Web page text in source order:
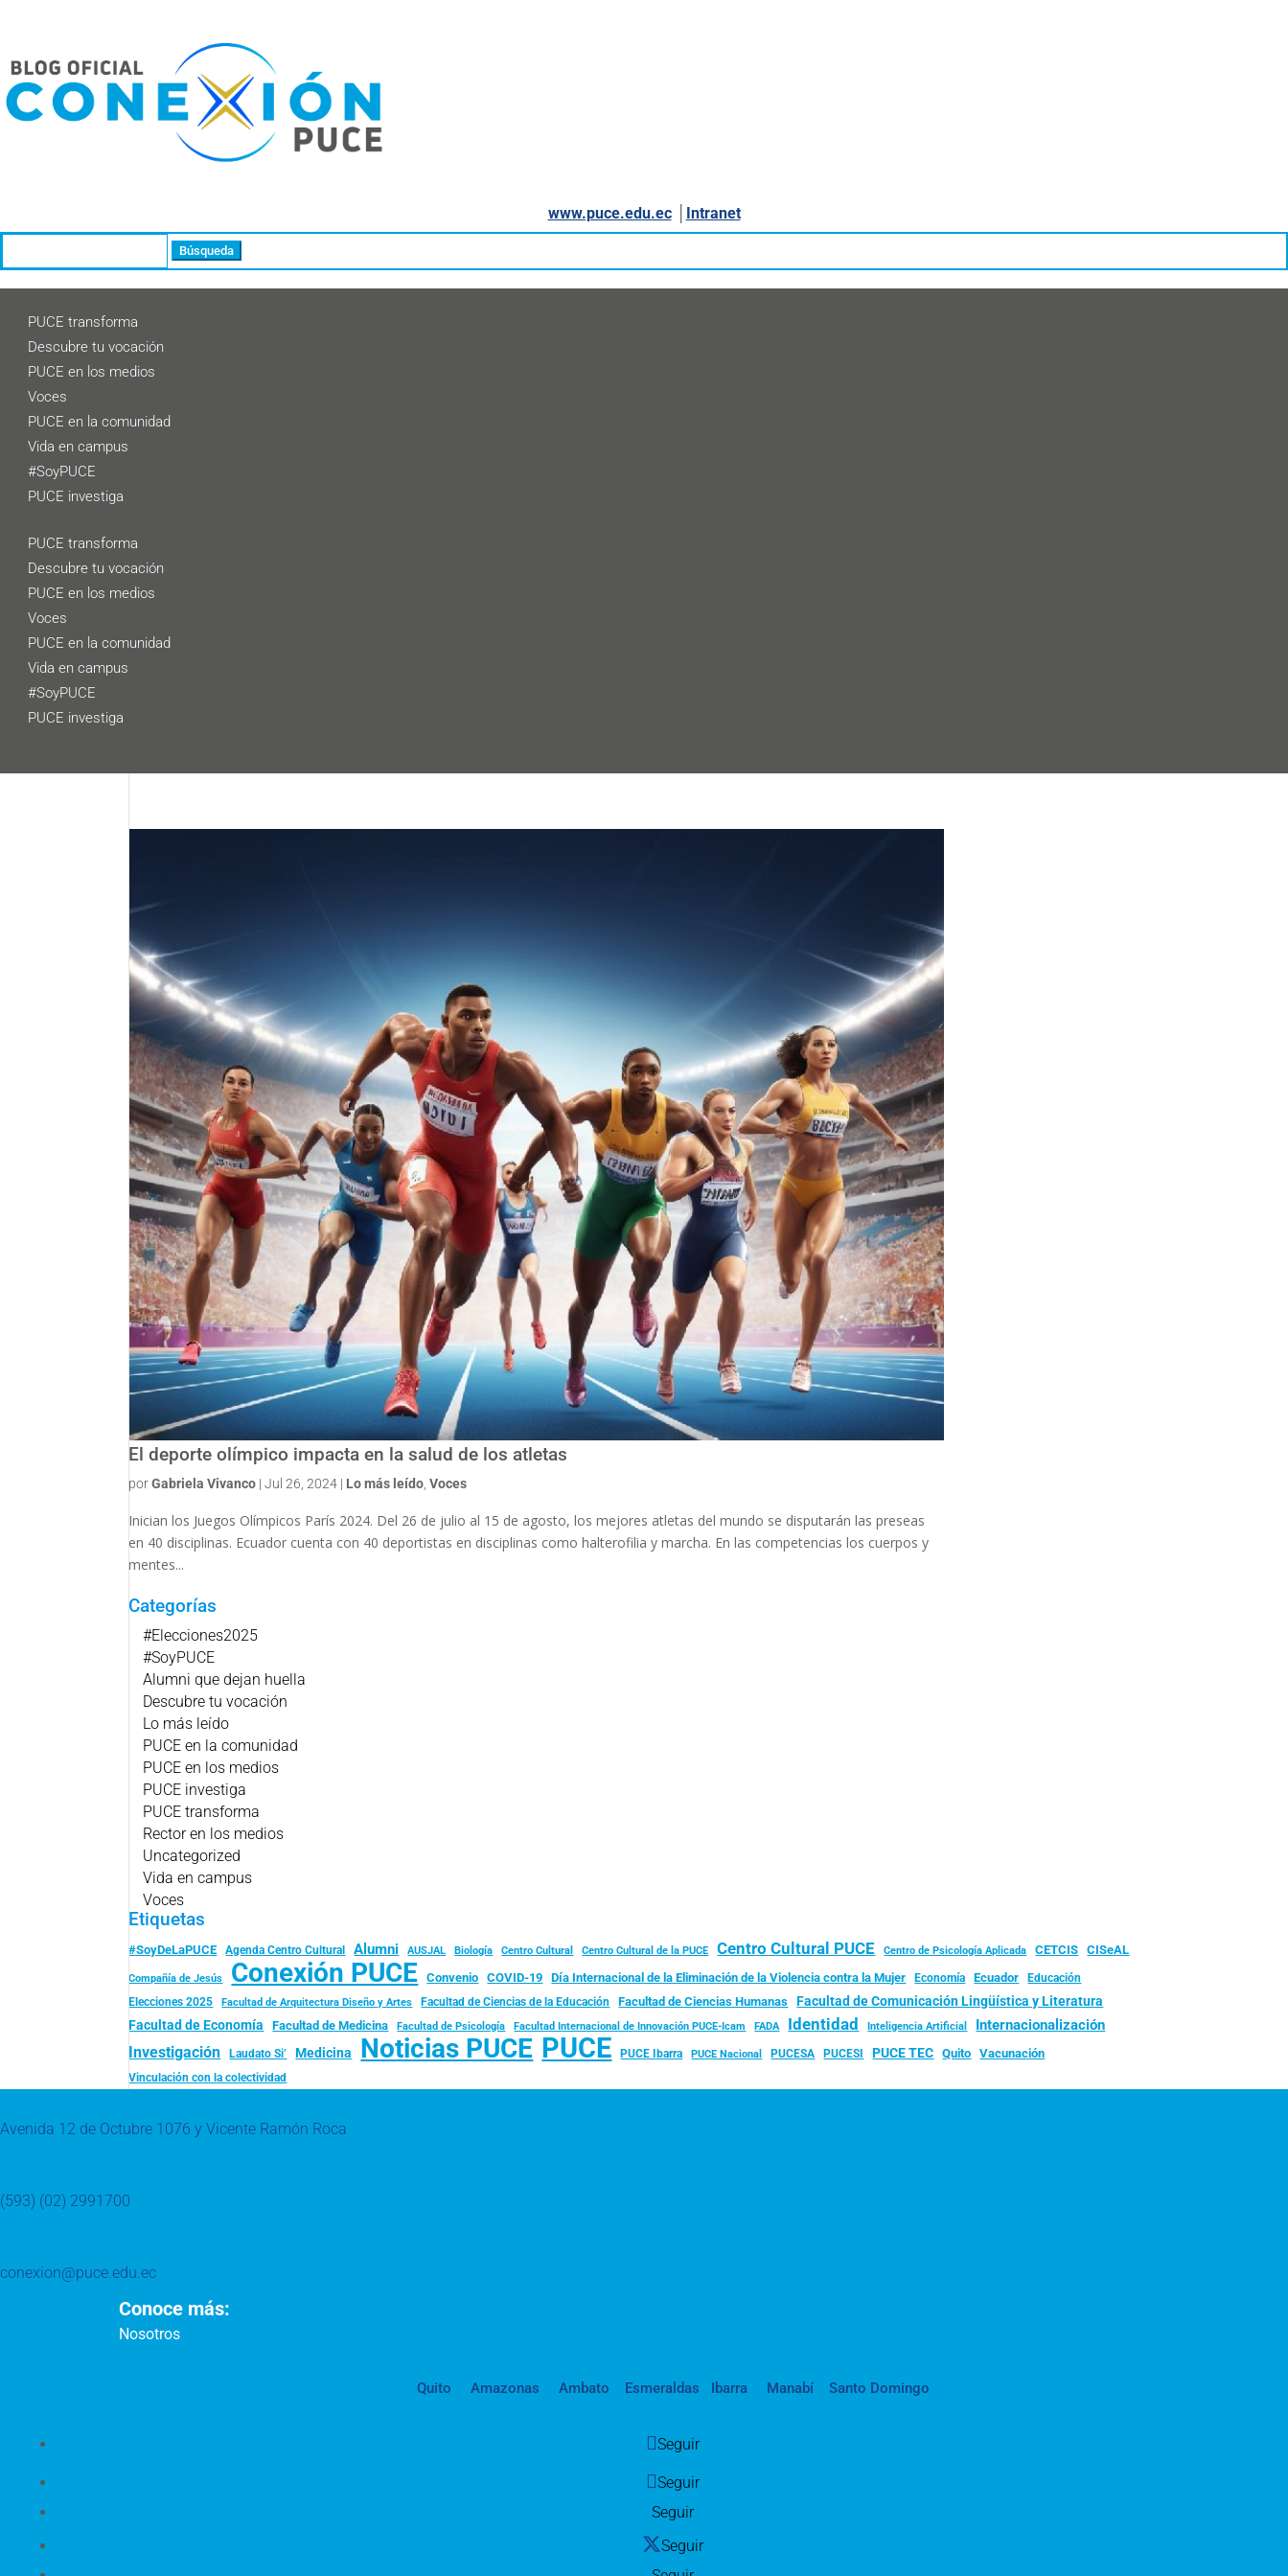
www.puce.edu.ec│ Intranet
PUCE transforma
Descubre tu vocación
PUCE en los medios
Voces
PUCE en la comunidad
Vida en campus
#SoyPUCE
PUCE investiga
PUCE transforma
Descubre tu vocación
PUCE en los medios
Voces
PUCE en la comunidad
Vida en campus
#SoyPUCE
PUCE investiga
El deporte olímpico impacta en la salud de los atletas
porGabriela Vivanco |Jul 26, 2024 | Lo más leído ,Voces
Inician los Juegos Olímpicos París 2024. Del 26 de julio al 15 de agosto, los mejores atletas del mundo se disputarán las preseas
en 40 disciplinas. Ecuador cuenta con 40 deportistas en disciplinas como halterofilia y marcha. En las competencias los cuerpos y
mentes...
Categorías
#Elecciones2025
#SoyPUCE
Alumni que dejan huella
Descubre tu vocación
Lo más leído
PUCE en la comunidad
PUCE en los medios
PUCE investiga
PUCE transforma
Rector en los medios
Uncategorized
Vida en campus
Voces
Etiquetas
#SoyDeLaPUCE Agenda Centro Cultural Alumni AUSJAL Biología Centro Cultural Centro Cultural de la PUCE Centro Cultural PUCE Centro de Psicología Aplicada CETCIS CISeAL
Compañía de Jesús Conexión PUCE Convenio COVID-19 Día Internacional de la Eliminación de la Violencia contra la Mujer Economía Ecuador
Educación
Elecciones 2025
Facultad de Arquitectura Diseño y Artes Facultad de Ciencias de la Educación Facultad de Ciencias Humanas Facultad de Comunicación Lingüística y Literatura
Facultad de Economía Facultad de Medicina Facultad de Psicología Facultad Internacional de Innovación PUCE-Icam FADA Identidad Inteligencia Artificial Internacionalización
Investigación Laudato Si’ Medicina Noticias PUCE PUCE PUCE Ibarra PUCE Nacional PUCESA PUCESI PUCE TEC Quito Vacunación
Vinculación con la colectividad
Avenida 12 de Octubre 1076 y Vicente Ramón Roca
(593) (02) 2991700
conexion@puce.edu.ec
Conoce más:
Nosotros
Quito Amazonas Ambato Esmeraldas Ibarra Manabí Santo Domingo
Seguir
Seguir
Seguir
Seguir